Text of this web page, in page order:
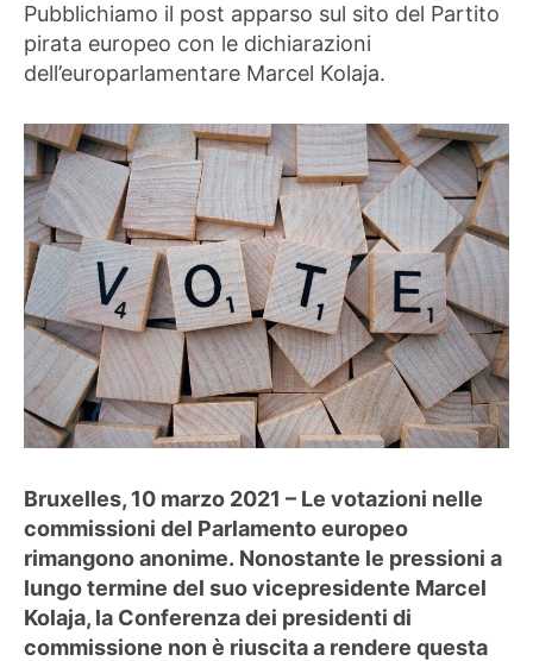
Pubblichiamo il post apparso sul sito del Partito
pirata europeo con le dichiarazioni
dell’europarlamentare Marcel Kolaja.
Bruxelles, 10 marzo 2021 – Le votazioni nelle
commissioni del Parlamento europeo
rimangono anonime. Nonostante le pressioni a
lungo termine del suo vicepresidente Marcel
Kolaja, la Conferenza dei presidenti di
commissione non è riuscita a rendere questa